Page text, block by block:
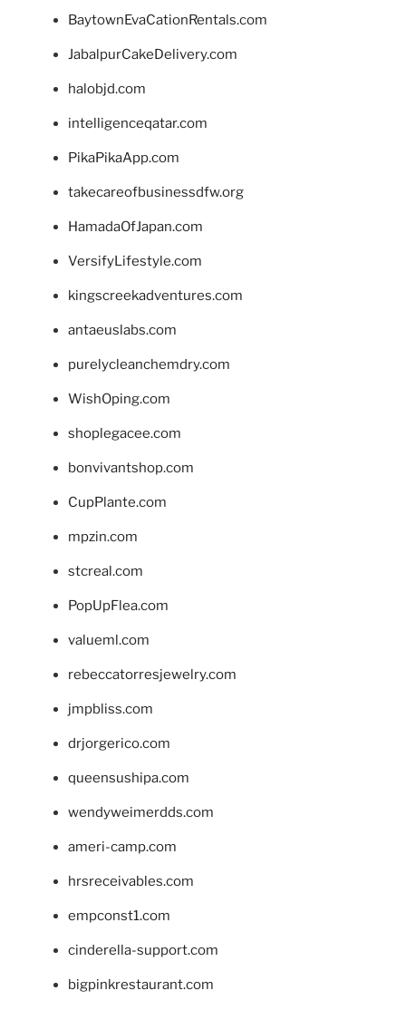
BaytownEvaCationRentals.com
JabalpurCakeDelivery.com
halobjd.com
intelligenceqatar.com
PikaPikaApp.com
takecareofbusinessdfw.org
HamadaOfJapan.com
VersifyLifestyle.com
kingscreekadventures.com
antaeuslabs.com
purelycleanchemdry.com
WishOping.com
shoplegacee.com
bonvivantshop.com
CupPlante.com
mpzin.com
stcreal.com
PopUpFlea.com
valueml.com
rebeccatorresjewelry.com
jmpbliss.com
drjorgerico.com
queensushipa.com
wendyweimerdds.com
ameri-camp.com
hrsreceivables.com
empconst1.com
cinderella-support.com
bigpinkrestaurant.com